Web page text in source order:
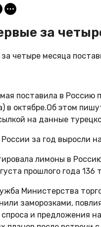
за
поставила в Россию
в октябре.Об этом
на данные
за год выросли
лимоны в
прошлого года 136
Министерства
заморозками,
спроса и предложения